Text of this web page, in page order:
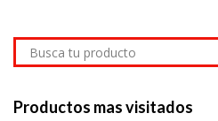
Productos mas visitados